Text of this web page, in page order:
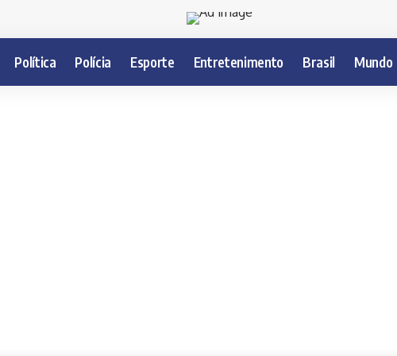
Política Polícia Esporte Entretenimento Brasil Mundo